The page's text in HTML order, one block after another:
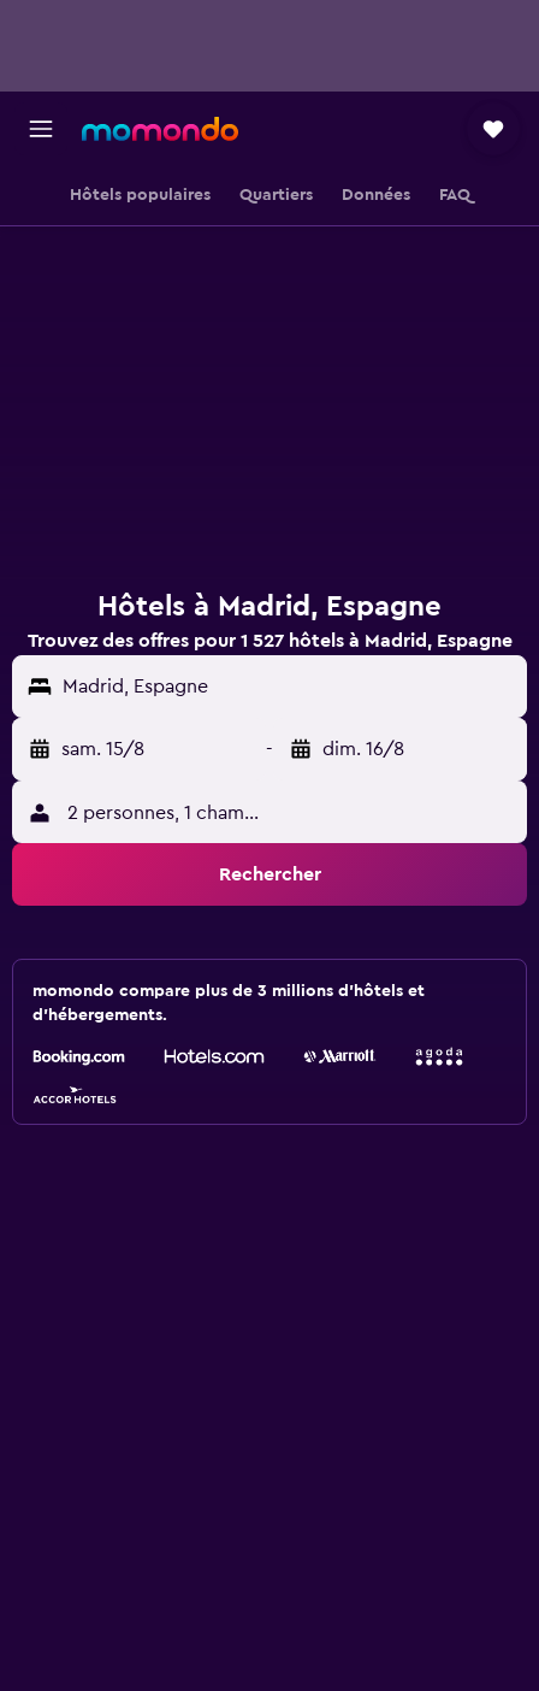
Hôtels populaires Quartiers Données FAQ
Hôtels à Madrid, Espagne
Trouvez des offres pour 1 527 hôtels à Madrid, Espagne
Madrid, Espagne
sam. 15/8 - dim. 16/8
2 personnes, 1 chambre
Rechercher
momondo compare plus de 3 millions d'hôtels et
d'hébergements.